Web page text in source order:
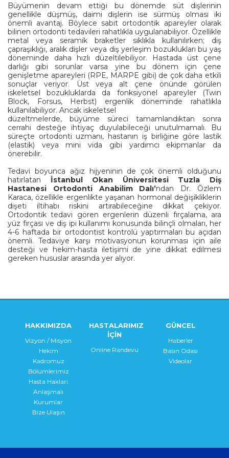
Büyümenin devam ettiği bu dönemde süt dişlerinin
genellikle düşmüş, daimi dişlerin ise sürmüş olması iki
önemli avantaj. Böylece sabit ortodontik apareyler olarak
bilinen ortodonti tedavileri rahatlıkla uygulanabiliyor. Özellikle
metal veya seramik braketler sıklıkla kullanılırken; diş
çapraşıklığı, aralık dişler veya diş yerleşim bozuklukları bu yaş
döneminde daha hızlı düzeltilebiliyor. Hastada üst çene
darlığı gibi sorunlar varsa yine bu dönem için çene
genişletme apareyleri (RPE, MARPE gibi) de çok daha etkili
sonuçlar veriyor. Üst veya alt çene önünde görülen
iskeletsel bozukluklarda da fonksiyonel apareyler (Twin
Block, Forsus, Herbst) ergenlik döneminde rahatlıkla
kullanılabiliyor. Ancak iskeletsel
düzeltmelerde, büyüme süreci tamamlandıktan sonra
cerrahi desteğe ihtiyaç duyulabileceği unutulmamalı. Bu
süreçte ortodonti uzmanı, hastanın iş birliğine göre lastik
(elastik) veya mini vida gibi yardımcı ekipmanlar da
önerebilir.
Tedavi boyunca ağız hijyeninin de çok önemli olduğunu
hatırlatan İstanbul Okan Üniversitesi Tuzla Diş
Hastanesi Ortodonti Anabilim Dalı’ndan Dr. Özlem
Karaca, özellikle ergenlikte yaşanan hormonal değişikliklerin
dişeti iltihabı riskini artırabileceğine dikkat çekiyor.
Ortodontik tedavi gören ergenlerin düzenli fırçalama, ara
yüz fırçası ve diş ipi kullanımı konusunda bilinçli olmaları, her
4-6 haftada bir ortodontist kontrolü yaptırmaları bu açıdan
önemli. Tedaviye karşı motivasyonun korunması için aile
desteği ve hekim-hasta iletişimi de yine dikkat edilmesi
gereken hususlar arasında yer alıyor.
HAKKIMIZDA
Vizyon / Misyon
Hekim
Kadromuz
Bölümlerimiz
Hasta Hakları
Anlaşmalı
Kurumlar
Bize Ulaşın
HASTALARIMIZ
İÇİN
Online Randevu
GÜNCEL
Haberler
Basın Odası
Videolar